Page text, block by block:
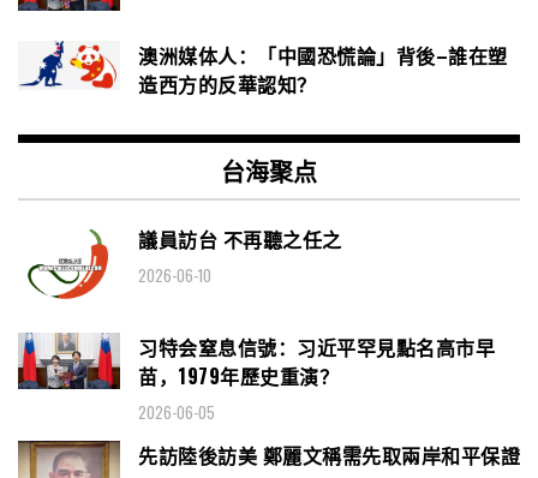
澳洲媒体人：「中國恐慌論」背後–誰在塑
造西方的反華認知？
台海聚点
議員訪台 不再聽之任之
2026-06-10
习特会窒息信號：习近平罕見點名高市早
苗，1979年歷史重演？
2026-06-05
先訪陸後訪美 鄭麗文稱需先取兩岸和平保證